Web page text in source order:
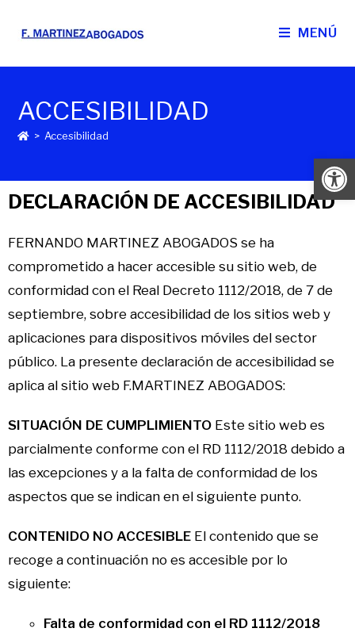
MENÚ
ACCESIBILIDAD
> Accesibilidad
DECLARACIÓN DE ACCESIBILIDAD
FERNANDO MARTINEZ ABOGADOS se ha
comprometido a hacer accesible su sitio web, de
conformidad con el Real Decreto 1112/2018, de 7 de
septiembre, sobre accesibilidad de los sitios web y
aplicaciones para dispositivos móviles del sector
público. La presente declaración de accesibilidad se
aplica al sitio web F.MARTINEZ ABOGADOS:
SITUACIÓN DE CUMPLIMIENTO Este sitio web es
parcialmente conforme con el RD 1112/2018 debido a
las excepciones y a la falta de conformidad de los
aspectos que se indican en el siguiente punto.
CONTENIDO NO ACCESIBLE El contenido que se
recoge a continuación no es accesible por lo
siguiente:
Falta de conformidad con el RD 1112/2018